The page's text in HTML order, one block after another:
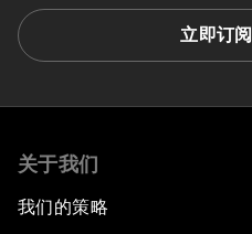
立即订阅
关于我们
我们的策略